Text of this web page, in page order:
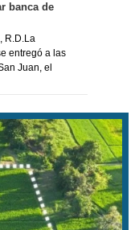
banca de
R.D.La
entregó a las
Juan, el